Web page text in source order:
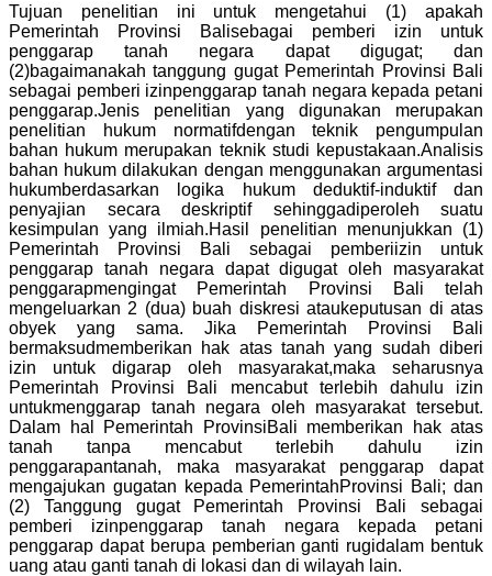
Tujuan penelitian ini untuk mengetahui (1) apakah
Pemerintah Provinsi Balisebagai pemberi izin untuk
penggarap tanah negara dapat digugat; dan
(2)bagaimanakah tanggung gugat Pemerintah Provinsi Bali
sebagai pemberi izinpenggarap tanah negara kepada petani
penggarap.Jenis penelitian yang digunakan merupakan
penelitian hukum normatifdengan teknik pengumpulan
bahan hukum merupakan teknik studi kepustakaan.Analisis
bahan hukum dilakukan dengan menggunakan argumentasi
hukumberdasarkan logika hukum deduktif-induktif dan
penyajian secara deskriptif sehinggadiperoleh suatu
kesimpulan yang ilmiah.Hasil penelitian menunjukkan (1)
Pemerintah Provinsi Bali sebagai pemberiizin untuk
penggarap tanah negara dapat digugat oleh masyarakat
penggarapmengingat Pemerintah Provinsi Bali telah
mengeluarkan 2 (dua) buah diskresi ataukeputusan di atas
obyek yang sama. Jika Pemerintah Provinsi Bali
bermaksudmemberikan hak atas tanah yang sudah diberi
izin untuk digarap oleh masyarakat,maka seharusnya
Pemerintah Provinsi Bali mencabut terlebih dahulu izin
untukmenggarap tanah negara oleh masyarakat tersebut.
Dalam hal Pemerintah ProvinsiBali memberikan hak atas
tanah tanpa mencabut terlebih dahulu izin
penggarapantanah, maka masyarakat penggarap dapat
mengajukan gugatan kepada PemerintahProvinsi Bali; dan
(2) Tanggung gugat Pemerintah Provinsi Bali sebagai
pemberi izinpenggarap tanah negara kepada petani
penggarap dapat berupa pemberian ganti rugidalam bentuk
uang atau ganti tanah di lokasi dan di wilayah lain.